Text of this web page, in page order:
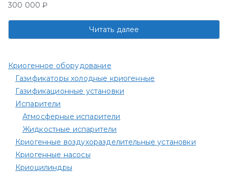
300 000₽
Читать далее
Криогенное оборудование
Газификаторы холодные криогенные
Газификационные установки
Испарители
Атмосферные испарители
Жидкостные испарители
Криогенные воздухоразделительные установки
Криогенные насосы
Криоцилиндры